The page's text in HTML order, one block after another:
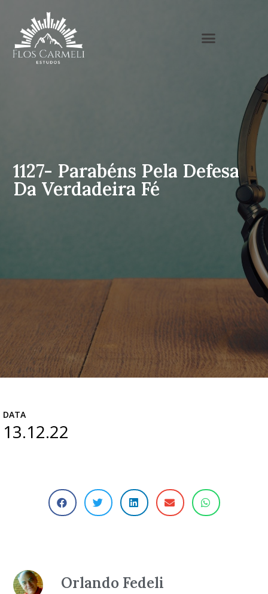
1127- Parabéns Pela Defesa
Da Verdadeira Fé
DATA
13.12.22
Orlando Fedeli